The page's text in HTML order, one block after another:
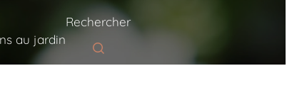
au jardin
Rechercher